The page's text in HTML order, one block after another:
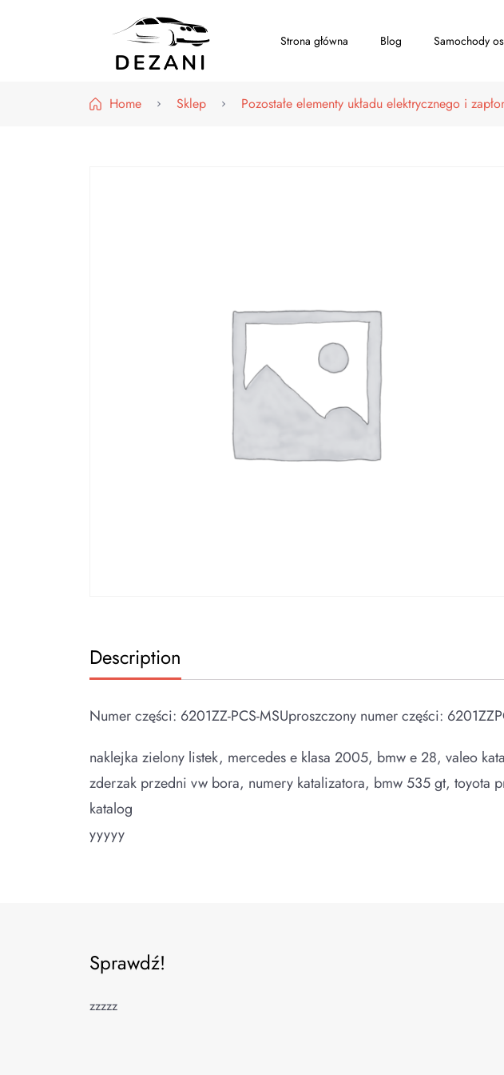
Strona główna Blog Samochody
Home Sklep Pozostałe elementy układu elektrycznego i
Description
Numer części: 6201ZZ-PCS-MSUproszczony numer części:
naklejka zielony listek, mercedes e klasa 2005, bmw e 28, valeo
zderzak przedni vw bora, numery katalizatora, bmw 535 gt, toyota
katalog
yyyyy
Sprawdź!
zzzzz